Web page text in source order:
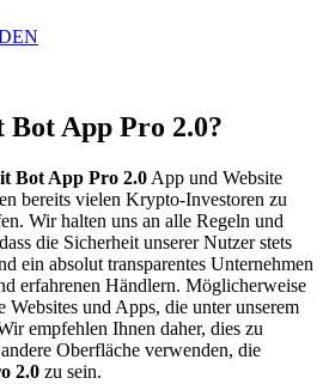
App Pro 2.0?
Bot App Pro 2.0 App und Website
bereits vielen Krypto-Investoren zu
Wir halten uns an alle Regeln und
die Sicherheit unserer Nutzer stets
ein absolut transparentes Unternehmen
erfahrenen Händlern. Möglicherweise
Websites und Apps, die unter unserem
empfehlen Ihnen daher, dies zu
Oberfläche verwenden, die
2.0 zu sein.